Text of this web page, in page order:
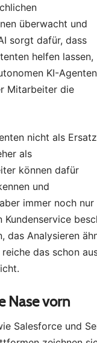
überwacht und
sorgt dafür, dass
helfen lassen,
KI-Agenten
Mitarbeiter die
nicht als Ersatz
als
können dafür
und
immer noch nur
Analysieren
das schon
Nase vorn
Salesforce und